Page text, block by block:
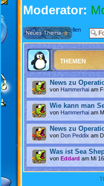
Moderator:
Neues Thema erstellen
THEMEN
News zu
von Hammerhai am
Wie kann man
von Hammerhai am
News zu
von Don Peddix am
Was ist Sea
von Eddard am Mi